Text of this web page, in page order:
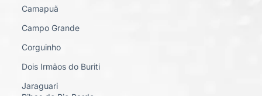
Camapuã
Campo Grande
Corguinho
Dois Irmãos do Buriti
Jaraguari